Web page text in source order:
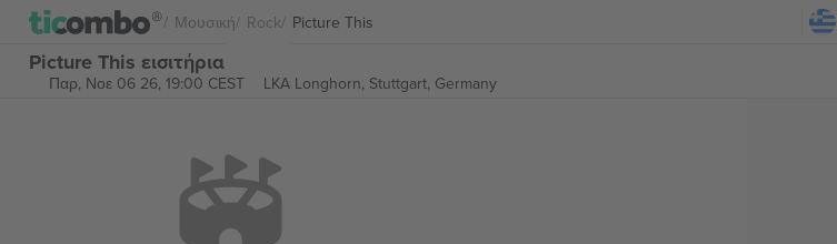
Μουσική Rock Picture This
Picture This εισιτήρια
Παρ, Νοε 06 26, 19:00 CEST LKA Longhorn, Stuttgart, Germany